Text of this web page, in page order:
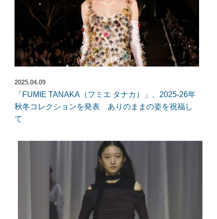
2025.04.09
「FUMIE TANAKA（フミエ タナカ）」、2025-26年
秋冬コレクションを発表 ありのままの姿を祝福し
て